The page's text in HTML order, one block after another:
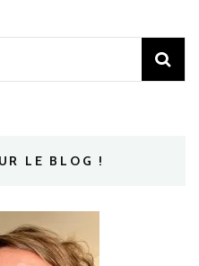
LE BLOG !